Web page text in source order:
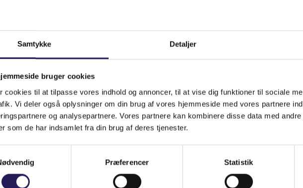
Samtykke Detaljer
bruger cookies
cookies til at tilpasse vores indhold og annoncer, til at vise dig funktioner til sociale
Vi deler også oplysninger om din brug af vores hjemmeside med vores partnere
og analysepartnere. Vores partnere kan kombinere disse data med
som de har indsamlet fra din brug af deres tjenester.
Præferencer Statistik